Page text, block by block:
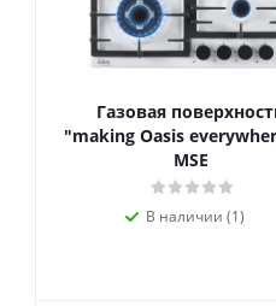
Газовая
"making Oasis
MSE
В наличии (1)